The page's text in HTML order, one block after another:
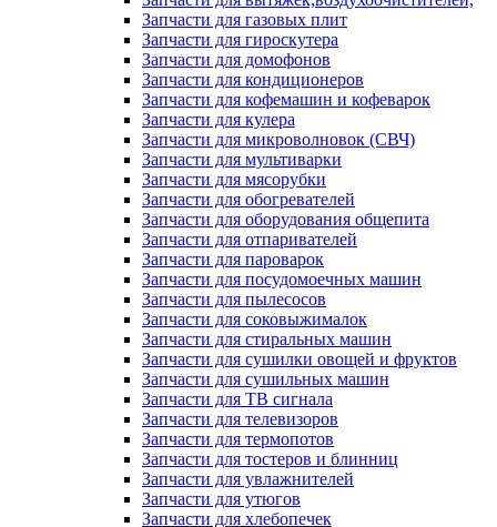
Запчасти для газовых плит
Запчасти для гироскутера
Запчасти для домофонов
Запчасти для кондиционеров
Запчасти для кофемашин и кофеварок
Запчасти для кулера
Запчасти для микроволновок (СВЧ)
Запчасти для мультиварки
Запчасти для мясорубки
Запчасти для обогревателей
Запчасти для оборудования общепита
Запчасти для отпаривателей
Запчасти для пароварок
Запчасти для посудомоечных машин
Запчасти для пылесосов
Запчасти для соковыжималок
Запчасти для стиральных машин
Запчасти для сушилки овощей и фруктов
Запчасти для сушильных машин
Запчасти для ТВ сигнала
Запчасти для телевизоров
Запчасти для термопотов
Запчасти для тостеров и блинниц
Запчасти для увлажнителей
Запчасти для утюгов
Запчасти для хлебопечек